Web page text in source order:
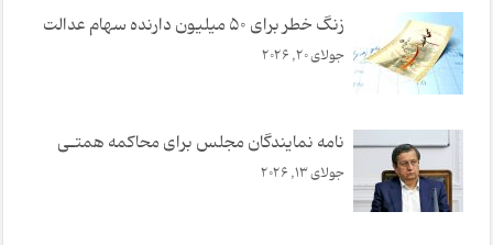
زنگ خطر برای ۵۰ میلیون دارنده سهام عدالت
جولای 20, 2026
نامه نمایندگان مجلس برای محا‌کمه همتـی
جولای 13, 2026